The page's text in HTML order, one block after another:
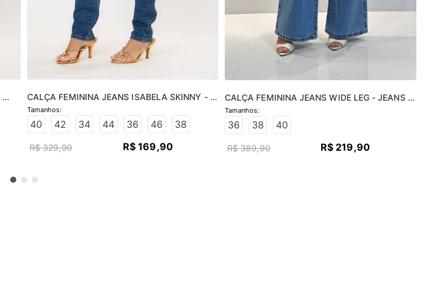
CALÇA FEMININA JEANS ISABELA SKINNY -
JEANS MÉDIO
40 42 34 44 36 46 38
R$ 329,90 R$ 169,90
CALÇA FEMININA JEANS WIDE LEG - JEANS
CLARO
36 38 40
R$ 389,90 R$ 219,90